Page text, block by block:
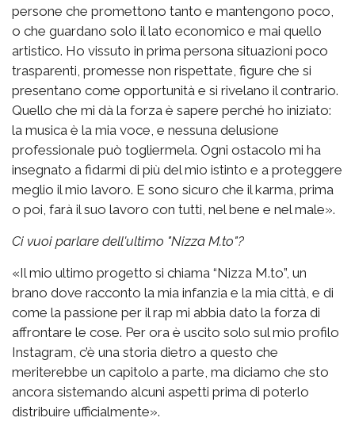
persone che promettono tanto e mantengono poco,
o che guardano solo il lato economico e mai quello
artistico. Ho vissuto in prima persona situazioni poco
trasparenti, promesse non rispettate, figure che si
presentano come opportunità e si rivelano il contrario.
Quello che mi dà la forza è sapere perché ho iniziato:
la musica è la mia voce, e nessuna delusione
professionale può togliermela. Ogni ostacolo mi ha
insegnato a fidarmi di più del mio istinto e a proteggere
meglio il mio lavoro. E sono sicuro che il karma, prima
o poi, farà il suo lavoro con tutti, nel bene e nel male».
Ci vuoi parlare dell'ultimo "Nizza M.to"?
«Il mio ultimo progetto si chiama “Nizza M.to”, un
brano dove racconto la mia infanzia e la mia città, e di
come la passione per il rap mi abbia dato la forza di
affrontare le cose. Per ora è uscito solo sul mio profilo
Instagram, c’è una storia dietro a questo che
meriterebbe un capitolo a parte, ma diciamo che sto
ancora sistemando alcuni aspetti prima di poterlo
distribuire ufficialmente».